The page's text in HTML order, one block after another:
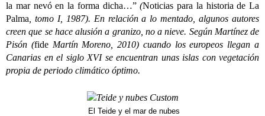
la mar nevó en la forma dicha…”(Noticias para la historia de La
Palma, tomo I, 1987). En relación a lo mentado, algunos autores
creen que se hace alusión a granizo, no a nieve. Según Martínez de
Pisón (fideMartín Moreno, 2010) cuando los europeos llegan a
Canarias en el siglo XVI se encuentran unas islas con vegetación
propia de periodo climático óptimo.
El Teide y el mar de nubes